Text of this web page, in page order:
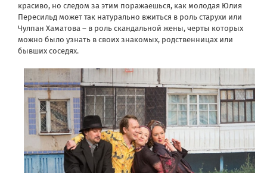
красиво, но следом за этим поражаешься, как молодая Юлия
Пересильд может так натурально вжиться в роль старухи или
Чулпан Хаматова – в роль скандальной жены, черты которых
можно было узнать в своих знакомых, родственницах или
бывших соседях.